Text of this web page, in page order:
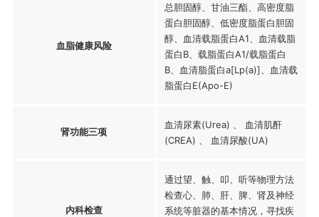
血脂健康风险
总胆固醇、甘油三酯、高密度脂
蛋白胆固醇、低密度脂蛋白胆固
醇、血清载脂蛋白A1、血清载脂
蛋白B、载脂蛋白A1/载脂蛋白
B、血清脂蛋白a[Lp(a)]、血清载
脂蛋白E(Apo-E)
肾功能三项
血清尿素(Urea) 、 血清肌酐
(CREA) 、 血清尿酸(UA)
内科检查
通过望、触、叩、听等物理方法
检查心、肺、肝、脾、肾及神经
系统等脏器的基本情况，寻找疾